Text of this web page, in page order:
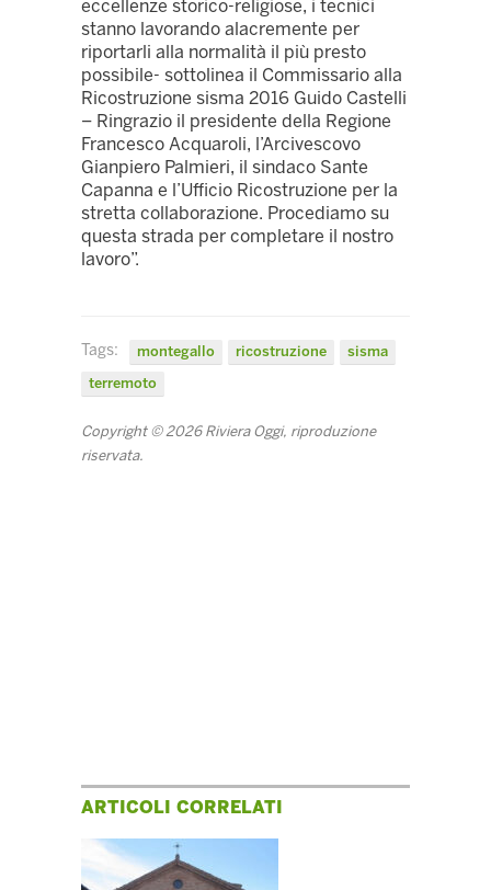
eccellenze storico-religiose, i tecnici
stanno lavorando alacremente per
riportarli alla normalità il più presto
possibile- sottolinea il Commissario alla
Ricostruzione sisma 2016 Guido Castelli
– Ringrazio il presidente della Regione
Francesco Acquaroli, l’Arcivescovo
Gianpiero Palmieri, il sindaco Sante
Capanna e l’Ufficio Ricostruzione per la
stretta collaborazione. Procediamo su
questa strada per completare il nostro
lavoro”.
Tags: montegallo ricostruzione
sisma
terremoto
Copyright © 2026 Riviera Oggi, riproduzione
riservata.
ARTICOLI CORRELATI